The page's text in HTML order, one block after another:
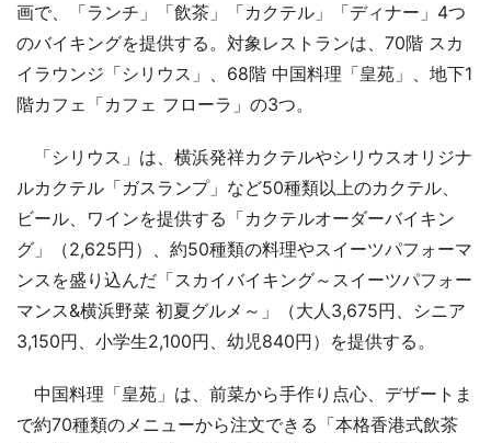
画で、「ランチ」「飲茶」「カクテル」「ディナー」4つ
のバイキングを提供する。対象レストランは、70階 スカ
イラウンジ「シリウス」、68階 中国料理「皇苑」、地下1
階カフェ「カフェ フローラ」の3つ。
「シリウス」は、横浜発祥カクテルやシリウスオリジナ
ルカクテル「ガスランプ」など50種類以上のカクテル、
ビール、ワインを提供する「カクテルオーダーバイキン
グ」（2,625円）、約50種類の料理やスイーツパフォーマ
ンスを盛り込んだ「スカイバイキング～スイーツパフォー
マンス&横浜野菜 初夏グルメ～」（大人3,675円、シニア
3,150円、小学生2,100円、幼児840円）を提供する。
中国料理「皇苑」は、前菜から手作り点心、デザートま
で約70種類のメニューから注文できる「本格香港式飲茶